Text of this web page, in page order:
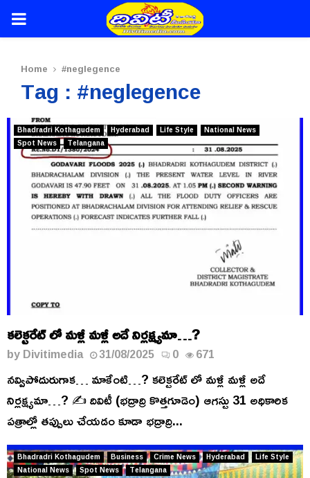
PRIMARY
Home #neglegence
Tag : #neglegence
Bhadradri Kothagudem Hyderabad Life Style
National News
Spot News
Telangana
కలెక్టరేట్ లో మళ్లీ మళ్లీ అదే నిర్లక్ష్యమా…?
byDivitimedia 31/08/2025 0 671
నవ్విపోదురుగాక… మాకేంటి…? కలెక్టరేట్ లో మళ్లీ మళ్లీ అదే
నిర్లక్ష్యమా…? ✍️ దివిటీ (భద్రాద్రి కొత్తగూడెం) ఆగస్టు 31 అధికారిక
పత్రాల్లో తప్పులు చేయడం కూడా భద్రాద్రి...
Bhadradri Kothagudem Business Crime News Hyderabad
Life Style
National News
Spot News Telangana